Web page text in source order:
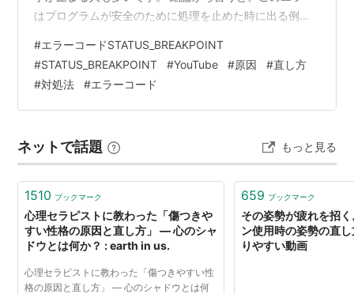
はプログラムが安全のために処理を止めた時に出る例外
す。この記事では、ブラウザや動画サービスで起きる理
由と対処法を分かりやすくまとめます。 エラーコード
status_breakpointとは？ デバッグ例外
（0x80000003）の基本概念 メモリやCPUが処理を中断
#エラーコードSTATUS_BREAKPOINT
#STATUS_BREAKPOINT #YouTube #原因 #直し方
#対処法 #エラーコード
ネットで話題 もっと見る
1510 ブックマーク
心理セラピストに教わった「傷つきや
すい性格の原因と直し方」 ― 心のシャ
ドウとは何か？ : earth in us.
心理セラピストに教わった「傷つきやすい性
格の原因と直し方」 ― 心のシャドウとは何
659 ブックマーク
その姿勢が疲れを招
ン使用時の姿勢の直
りやすい動画